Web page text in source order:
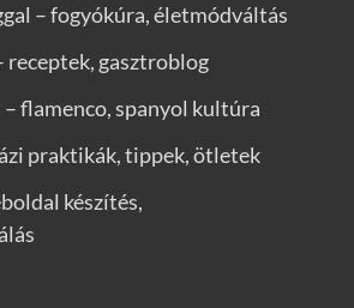
– fogyókúra, életmódváltás
receptek, gasztroblog
flamenco, spanyol kultúra
praktikák, tippek, ötletek
készítés,